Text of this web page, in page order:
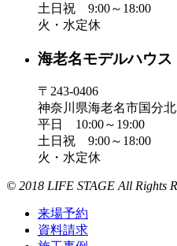
土日祝 9:00～18:00
火・水定休
海老名モデルハウス
〒243-0406
神奈川県海老名市国分北
平日 10:00～19:00
土日祝 9:00～18:00
火・水定休
© 2018 LIFE STAGE All Rights
来場予約
資料請求